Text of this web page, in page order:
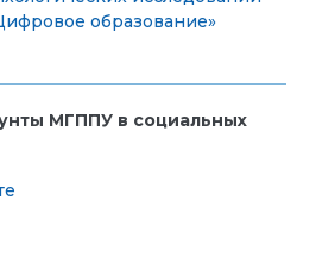
образование»
МГППУ в социальных